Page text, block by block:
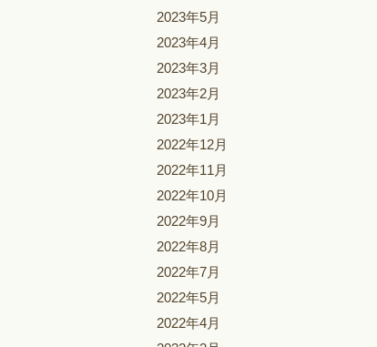
2023年5月
2023年4月
2023年3月
2023年2月
2023年1月
2022年12月
2022年11月
2022年10月
2022年9月
2022年8月
2022年7月
2022年5月
2022年4月